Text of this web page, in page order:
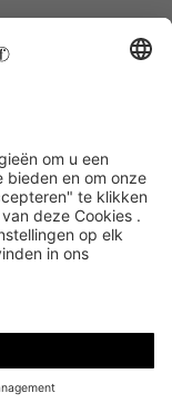
meerdere keren
pagina
zoals vastgelegd in
van toepassing.
zijn.
btw en zonder
gepresenteerd zijn,
op de site